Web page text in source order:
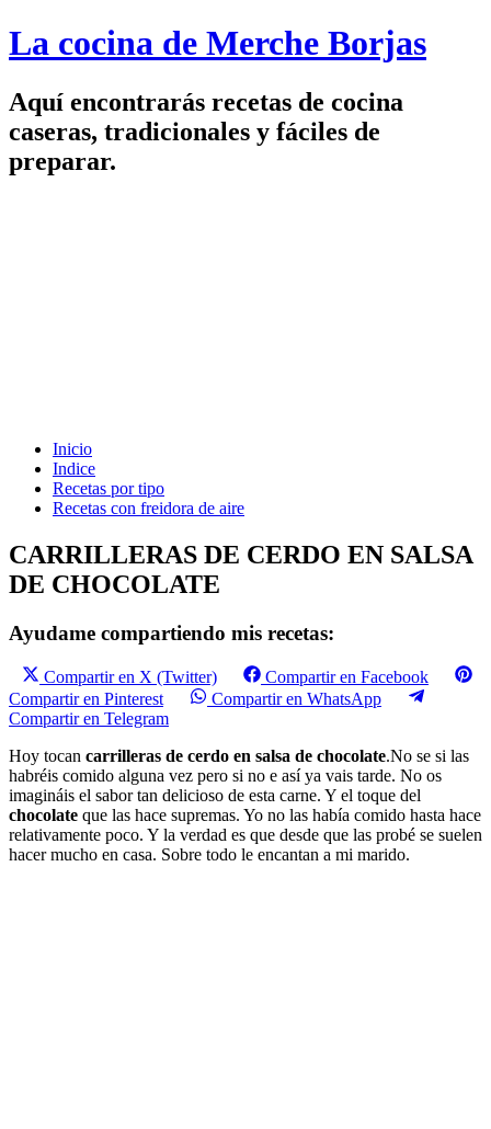
La cocina de Merche Borjas
Aquí encontrarás recetas de cocina
caseras, tradicionales y fáciles de
preparar.
Inicio
Indice
Recetas por tipo
Recetas con freidora de aire
CARRILLERAS DE CERDO EN SALSA
DE CHOCOLATE
Ayudame compartiendo mis recetas:
Compartir en X (Twitter)
Compartir en Facebook
Compartir en Pinterest
Compartir en WhatsApp
Compartir en Telegram
Hoy tocan carrilleras de cerdo en salsa de chocolate.No se si las
habréis comido alguna vez pero si no e así ya vais tarde. No os
imagináis el sabor tan delicioso de esta carne. Y el toque del
chocolate que las hace supremas. Yo no las había comido hasta hace
relativamente poco. Y la verdad es que desde que las probé se suelen
hacer mucho en casa. Sobre todo le encantan a mi marido.